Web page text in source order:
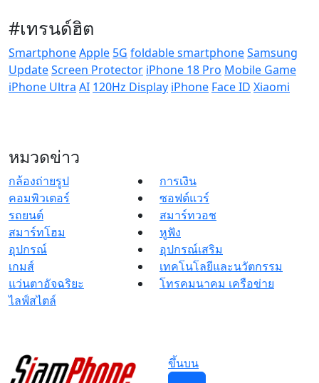
#เทรนด์ฮิต
SmartphoneApple 5G foldable smartphoneSamsung
UpdateScreen Protector iPhone 18 Pro Mobile Game
iPhone Ultra AI 120Hz Display iPhone Face ID Xiaomi
หมวดข่าว
กล้องถ่ายรูป
การเงิน
คอมพิวเตอร์
ซอฟต์แวร์
รถยนต์
สมาร์ทวอช
สมาร์ทโฮม
หูฟัง
อุปกรณ์
อุปกรณ์เสริม
เกมส์
เทคโนโลยีและนวัตกรรม
แว่นตาอัจฉริยะ
โทรคมนาคม เครือข่าย
ไลฟ์สไตล์
ขึ้นบน